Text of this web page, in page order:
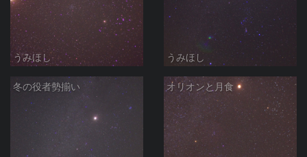
うみほし うみほし
冬の役者勢揃い オリオンと月食